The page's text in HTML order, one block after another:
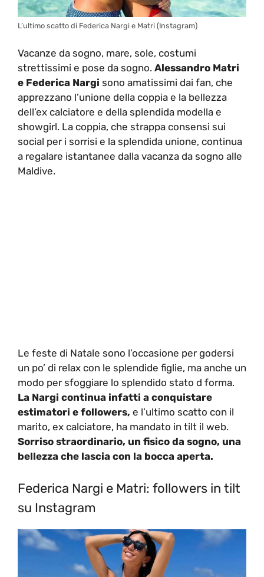
L’ultimo scatto di Federica Nargi e Matri (Instagram)
Vacanze da sogno, mare, sole, costumi
strettissimi e pose da sogno. Alessandro Matri
e Federica Nargi sono amatissimi dai fan, che
apprezzano l’unione della coppia e la bellezza
dell’ex calciatore e della splendida modella e
showgirl. La coppia, che strappa consensi sui
social per i sorrisi e la splendida unione, continua
a regalare istantanee dalla vacanza da sogno alle
Maldive.
Le feste di Natale sono l’occasione per godersi
un po’ di relax con le splendide figlie, ma anche un
modo per sfoggiare lo splendido stato d forma.
La Nargi continua infatti a conquistare
estimatori e followers, e l’ultimo scatto con il
marito, ex calciatore, ha mandato in tilt il web.
Sorriso straordinario, un fisico da sogno, una
bellezza che lascia con la bocca aperta.
Federica Nargi e Matri: followers in tilt
su Instagram